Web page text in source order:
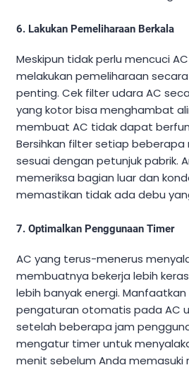
6. Lakukan Pemeliharaan Berkala
Meskipun tidak perlu mencuci
melakukan pemeliharaan
penting. Cek filter udara AC
yang kotor bisa menghambat
membuat AC tidak dapat
Bersihkan filter setiap beberapa
sesuai dengan petunjuk pabrik.
memeriksa bagian luar dan
memastikan tidak ada debu
7. Optimalkan Penggunaan Timer
AC yang terus-menerus
membuatnya bekerja lebih
lebih banyak energi.
pengaturan otomatis pada AC
setelah beberapa jam
mengatur timer untuk
menit sebelum Anda memasuki